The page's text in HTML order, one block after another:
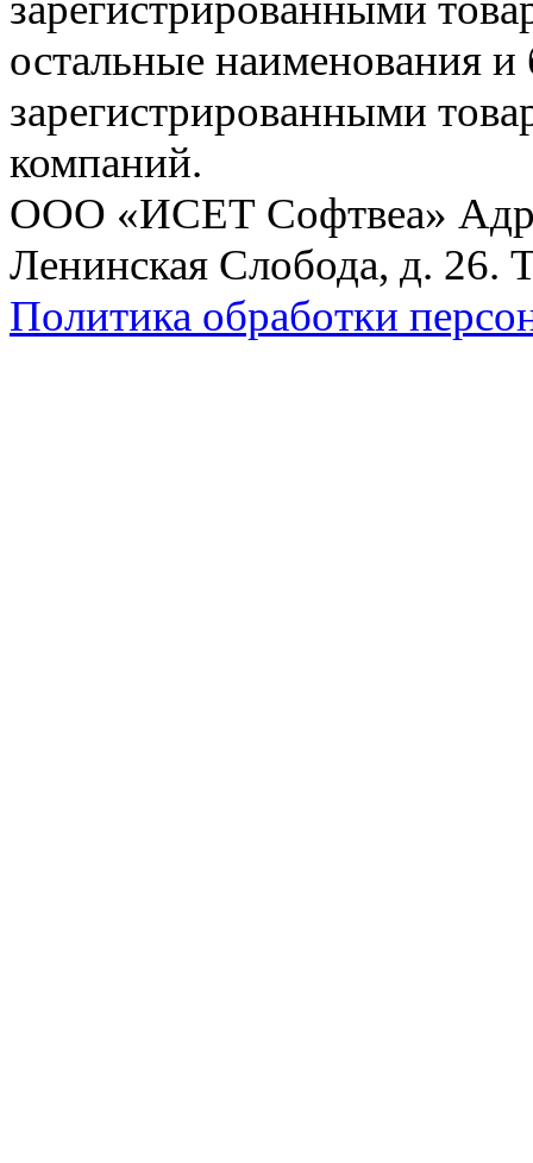
остальные наименования
зарегистрированными
компаний.
ООО «ИСЕТ Софтвеа»
Ленинская Слобода, д. 26.
Политика обработки